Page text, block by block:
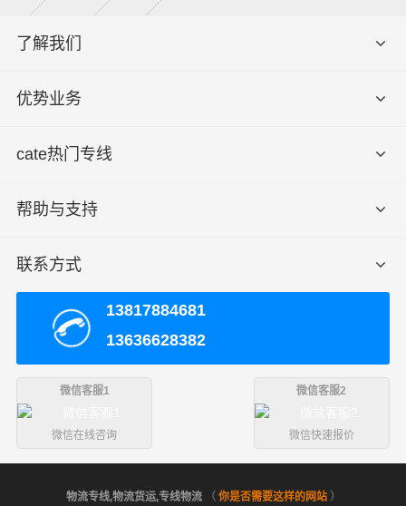
了解我们
优势业务
cate热门专线
帮助与支持
联系方式
13817884681
13636628382
微信客服1
微信在线咨询
微信客服2
微信快速报价
物流专线,物流货运,专线物流（ 你是否需要这样的网站）